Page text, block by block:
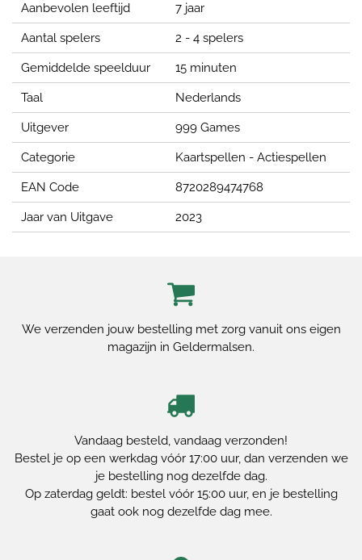
Aanbevolen leeftijd 7 jaar
Aantal spelers 2 - 4 spelers
Gemiddelde speelduur 15 minuten
Taal Nederlands
Uitgever 999 Games
Categorie Kaartspellen - Actiespellen
EAN Code 8720289474768
Jaar van Uitgave 2023
We verzenden jouw bestelling met zorg vanuit ons eigen
magazijn in Geldermalsen.
Vandaag besteld, vandaag verzonden!
Bestel je op een werkdag vóór 17:00 uur, dan verzenden we
je bestelling nog dezelfde dag.
Op zaterdag geldt: bestel vóór 15:00 uur, en je bestelling
gaat ook nog dezelfde dag mee.